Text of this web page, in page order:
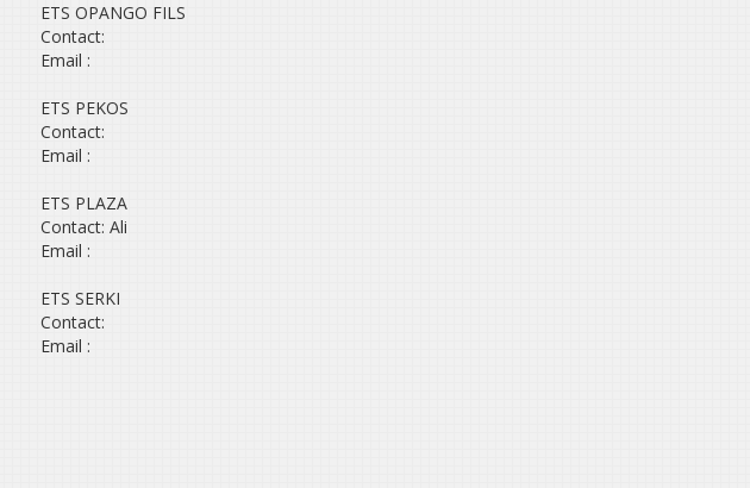
ETS OPANGO FILS
Contact:
Email :
ETS PEKOS
Contact:
Email :
ETS PLAZA
Contact: Ali
Email :
ETS SERKI
Contact:
Email :